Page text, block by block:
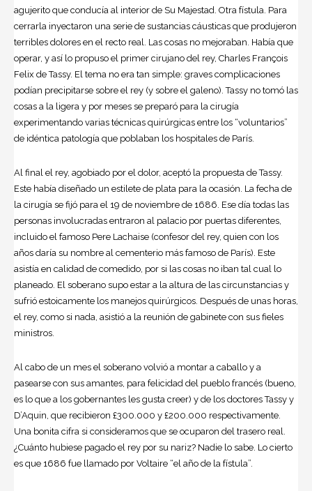
agujerito que conducía al interior de Su Majestad. Otra fístula. Para
cerrarla inyectaron una serie de sustancias cáusticas que produjeron
terribles dolores en el recto real. Las cosas no mejoraban. Había que
operar, y así lo propuso el primer cirujano del rey, Charles François
Felix de Tassy. El tema no era tan simple: graves complicaciones
podían precipitarse sobre el rey (y sobre el galeno). Tassy no tomó las
cosas a la ligera y por meses se preparó para la cirugía
experimentando varias técnicas quirúrgicas entre los “voluntarios”
de idéntica patología que poblaban los hospitales de París.
Al final el rey, agobiado por el dolor, aceptó la propuesta de Tassy.
Este había diseñado un estilete de plata para la ocasión. La fecha de
la cirugía se fijó para el 19 de noviembre de 1686. Ese día todas las
personas involucradas entraron al palacio por puertas diferentes,
incluido el famoso Pere Lachaise (confesor del rey, quien con los
años daría su nombre al cementerio más famoso de París). Este
asistía en calidad de comedido, por si las cosas no iban tal cual lo
planeado. El soberano supo estar a la altura de las circunstancias y
sufrió estoicamente los manejos quirúrgicos. Después de unas horas,
el rey, como si nada, asistió a la reunión de gabinete con sus fieles
ministros.
Al cabo de un mes el soberano volvió a montar a caballo y a
pasearse con sus amantes, para felicidad del pueblo francés (bueno,
es lo que a los gobernantes les gusta creer) y de los doctores Tassy y
D’Aquin, que recibieron £300.000 y £200.000 respectivamente.
Una bonita cifra si consideramos que se ocuparon del trasero real.
¿Cuánto hubiese pagado el rey por su nariz? Nadie lo sabe. Lo cierto
es que 1686 fue llamado por Voltaire “el año de la fístula”.